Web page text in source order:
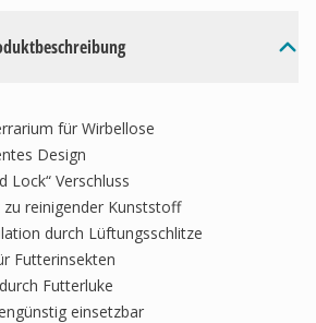
für Wirbellose
Design
Lock“ Verschluss
reinigender Kunststoff
durch Lüftungsschlitze
Futterinsekten
Futterluke
einsetzbar